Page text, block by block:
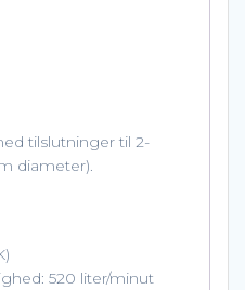
tilslutninger til 2-
diameter).
520 liter/minut